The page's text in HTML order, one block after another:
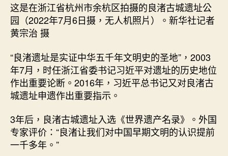
这是在浙江省杭州市余杭区拍摄的良渚古城遗址公
园（2022年7月6日摄，无人机照片）。新华社记者
黄宗治 摄
“良渚遗址是实证中华五千年文明史的圣地”，2003
年7月，时任浙江省委书记习近平对遗址的历史地位
作出重要论断。2016年，习近平总书记又对良渚古
城遗址申遗作出重要指示。
3年后，良渚古城遗址入选《世界遗产名录》。外国
专家评价：“良渚让我们对中国早期文明的认识提前
一千多年。”